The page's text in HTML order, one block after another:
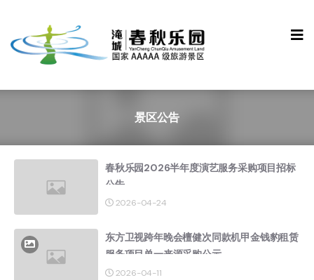
景区公告
春秋乐园2026半年度演艺服务采购项目招标
公告
2026-04-24
东方卫视跨年晚会檀健次同款机甲金钱豹租赁
服务项目单一来源采购公示
2026-04-11